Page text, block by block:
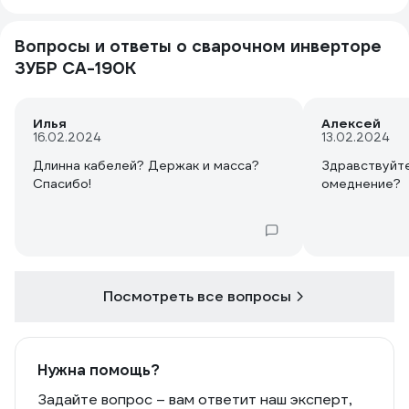
измерений.
Вопросы и ответы о сварочном инверторе
ЗУБР СА-190К
Илья
16.02.2024
Длинна кабелей? Держак и масса?
Спасибо!
Алексей
13.02.2024
омеднение?
Посмотреть все вопросы
Нужна помощь?
Задайте вопрос – вам ответит наш эксперт,